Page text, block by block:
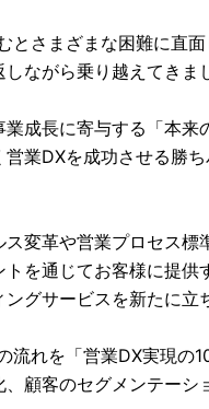
さまざまな困難に直
ながら乗り越えてきま
成長に寄与する「本来
業DXを成功させる勝
変革や営業プロセス標
を通じてお客様に提
グサービスを新たに立
れを「営業DX実現の
顧客のセグメンテーシ